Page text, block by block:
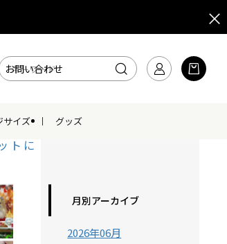
お問い合わせ
サイズ グッズ
トに
月別アーカイブ
2026年06月